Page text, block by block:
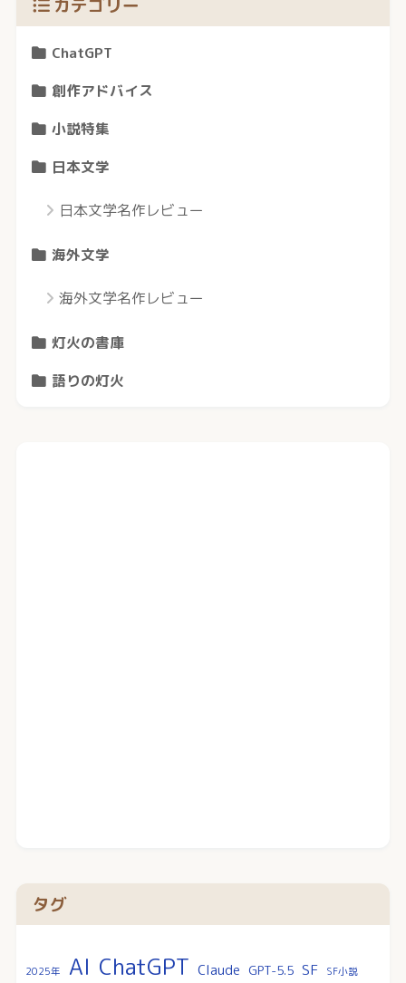
カテゴリー
ChatGPT
創作アドバイス
小説特集
日本文学
日本文学名作レビュー
海外文学
海外文学名作レビュー
灯火の書庫
語りの灯火
タグ
2025年 AI ChatGPT Claude GPT-5.5 SF SF小説